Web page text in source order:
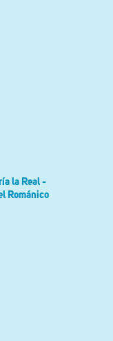
la Real -
Románico